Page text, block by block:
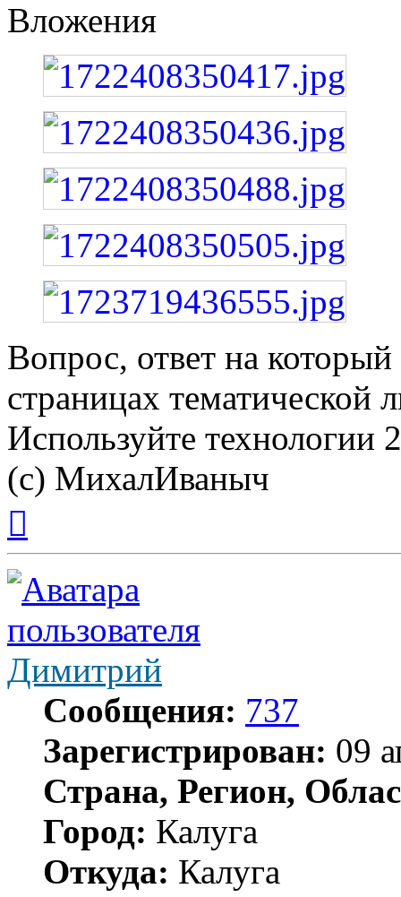
Вложения
Вопрос, ответ на
страницах тематической
Используйте технологии
(с) МихалИваныч
началу
Димитрий
Сообщения: 737
Зарегистрирован: 09
Страна, Регион,
Город: Калуга
Откуда: Калуга